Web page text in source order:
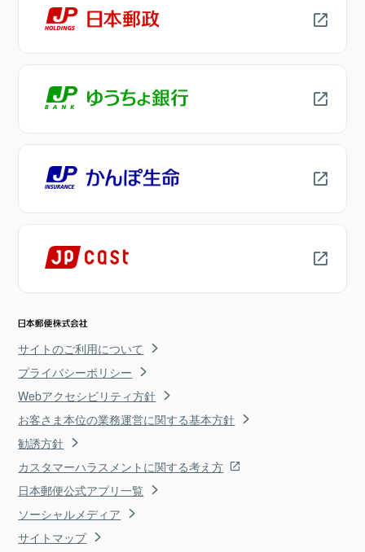
サイトのご利用について
プライバシーポリシー
Webアクセシビリティ方針
お客さま本位の業務運営に関する基本方針
勧誘方針
カスタマーハラスメントに関する考え方
日本郵便公式アプリ一覧
ソーシャルメディア
サイトマップ